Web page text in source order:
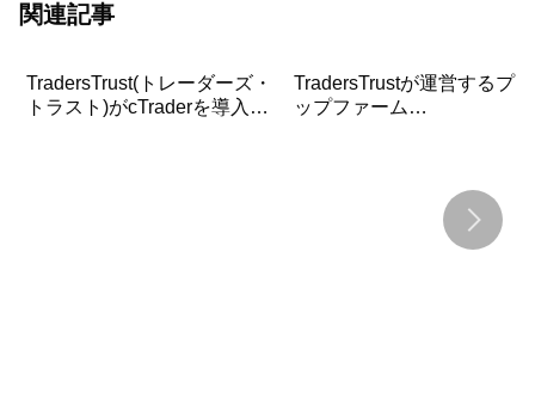
関連記事
TradersTrust(トレーダーズ・
トラスト)がcTraderを導入！
TradersTrustが運営するプロ
ップファーム